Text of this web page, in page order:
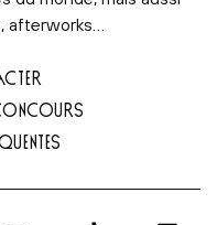
afterworks…